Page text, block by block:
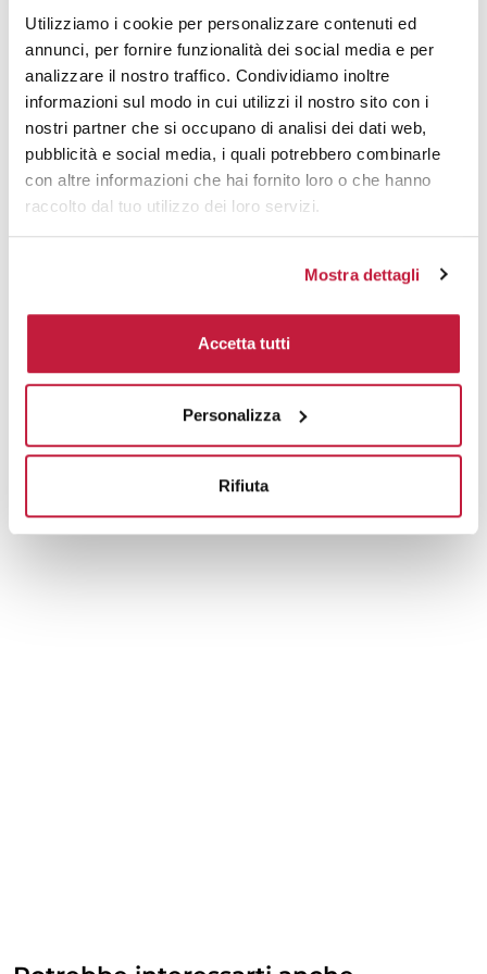
Utilizziamo i cookie per personalizzare contenuti ed
annunci, per fornire funzionalità dei social media e per
analizzare il nostro traffico. Condividiamo inoltre
informazioni sul modo in cui utilizzi il nostro sito con i
nostri partner che si occupano di analisi dei dati web,
pubblicità e social media, i quali potrebbero combinarle
con altre informazioni che hai fornito loro o che hanno
raccolto dal tuo utilizzo dei loro servizi.
Mostra dettagli
Accetta tutti
Personalizza
Rifiuta
Tecniche di stampa
Area di personalizzazione
Domande e risposte